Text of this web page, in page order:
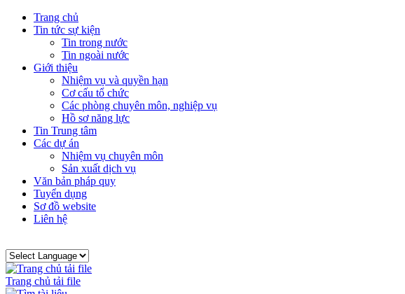
Trang chủ
Tin tức sự kiện
Tin trong nước
Tin ngoài nước
Giới thiệu
Nhiệm vụ và quyền hạn
Cơ cấu tổ chức
Các phòng chuyên môn, nghiệp vụ
Hồ sơ năng lực
Tin Trung tâm
Các dự án
Nhiệm vụ chuyên môn
Sản xuất dịch vụ
Văn bản pháp quy
Tuyển dụng
Sơ đồ website
Liên hệ
Trang chủ tải file